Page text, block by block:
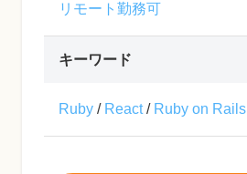
リモート勤務可
キーワード
Ruby / React/ Ruby on Rails